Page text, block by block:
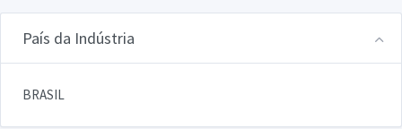
País da Indústria
BRASIL